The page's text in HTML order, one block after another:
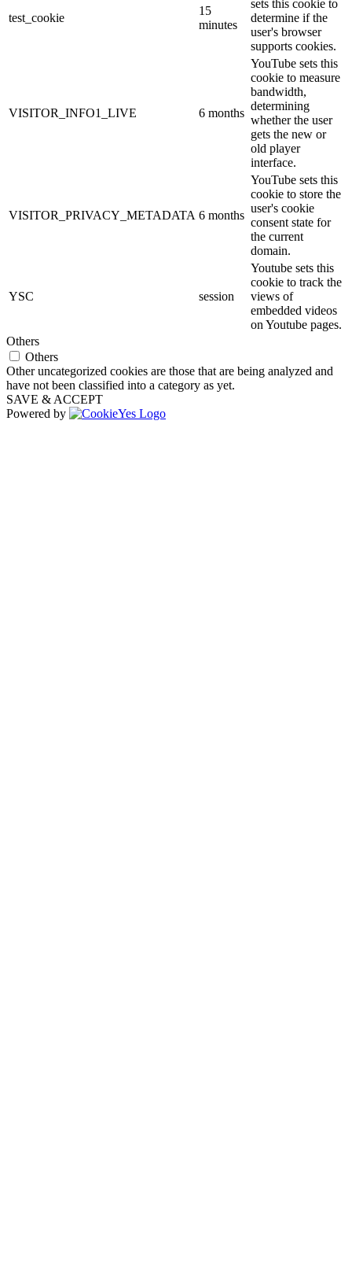
test_cookie
15
minutes
sets this cookie to
determine if the
user's browser
supports cookies.
VISITOR_INFO1_LIVE 6 months
YouTube sets this
cookie to measure
bandwidth,
determining
whether the user
gets the new or
old player
interface.
VISITOR_PRIVACY_METADATA 6 months
YouTube sets this
cookie to store the
user's cookie
consent state for
the current
domain.
YSC session
Youtube sets this
cookie to track the
views of
embedded videos
on Youtube pages.
Others
Others
Other uncategorized cookies are those that are being analyzed and
have not been classified into a category as yet.
SAVE & ACCEPT
Powered by